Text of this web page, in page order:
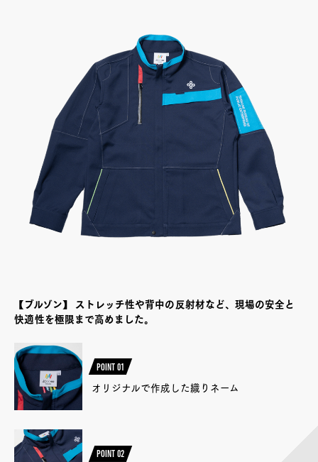
【ブルゾン】
ストレッチ性や背中の反射材など、現場の安全と
快適性を極限まで高めました。
POINT 01
オリジナルで作成した織りネーム
POINT 02